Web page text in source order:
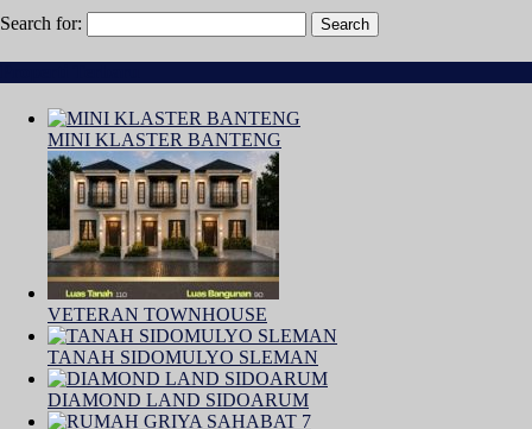
Search for:
MINI KLASTER BANTENG
VETERAN TOWNHOUSE
TANAH SIDOMULYO SLEMAN
DIAMOND LAND SIDOARUM